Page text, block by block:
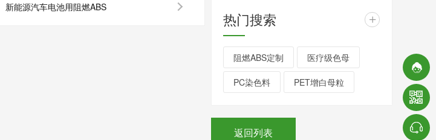
新能源汽车电池用阻燃ABS
热门搜索 +
阻燃ABS定制 医疗级色母
PC染色料 PET增白母粒
返回列表